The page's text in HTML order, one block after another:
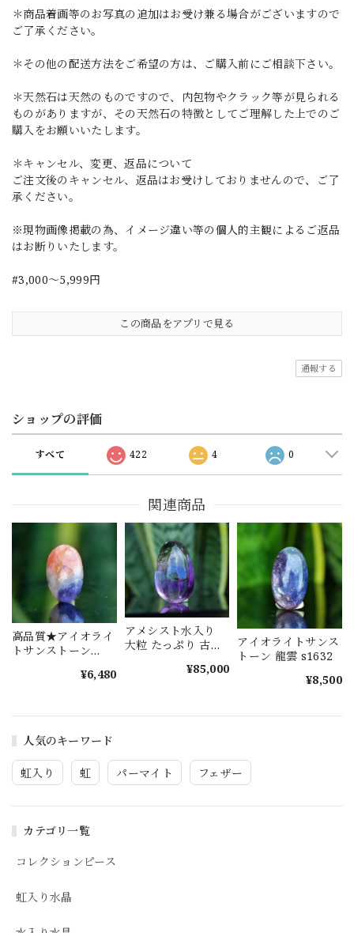
人気のキーワード
虹入り 虹 パーマイト フェザー
カテゴリ一覧
コレクションピース
虹入り水晶
＊商品着画等のお写真の追加はお受け兼る場合がございますので
ご了承ください。
＊その他の配送方法をご希望の方は、ご購入前にご相談下さい。
＊天然石は天然のものですので、内包物やクラック等が見られる
ものがありますが、その天然石の特徴としてご理解した上でのご
購入をお願いいたします。
＊キャンセル、変更、返品について
ご注文後のキャンセル、返品はお受けしておりませんので、ご了
承ください。
※現物画像掲載の為、イメージ違い等の個人的主観によるご返品
はお断りいたします。
#3,000～5,999円
この商品をアプリで見る
通報する
ショップの評価
すべて 422 4 0
関連商品
高品質★アイオライ
トサンストーン
¥6,480
アメシスト水入り
大粒 たっぷり 古代
¥85,000
アイオライトサンス
トーン 龍雲 s1632
¥8,500